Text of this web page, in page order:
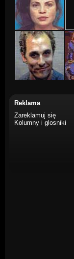
Reklama
Zareklamuj się
Kolumny i glosniki